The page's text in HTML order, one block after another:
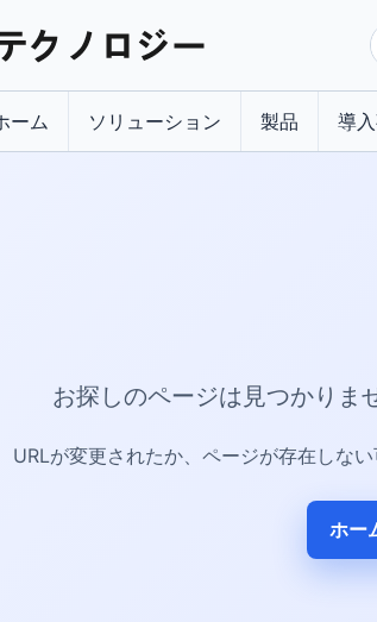
ーム ソリューション 製品 導
お探しのページは見つかりま
URLが変更されたか、ページが存在しない
ホー